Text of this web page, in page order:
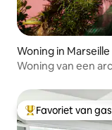
Woning in Marseille
Woning van een
Topfavoriet van
Favoriet van